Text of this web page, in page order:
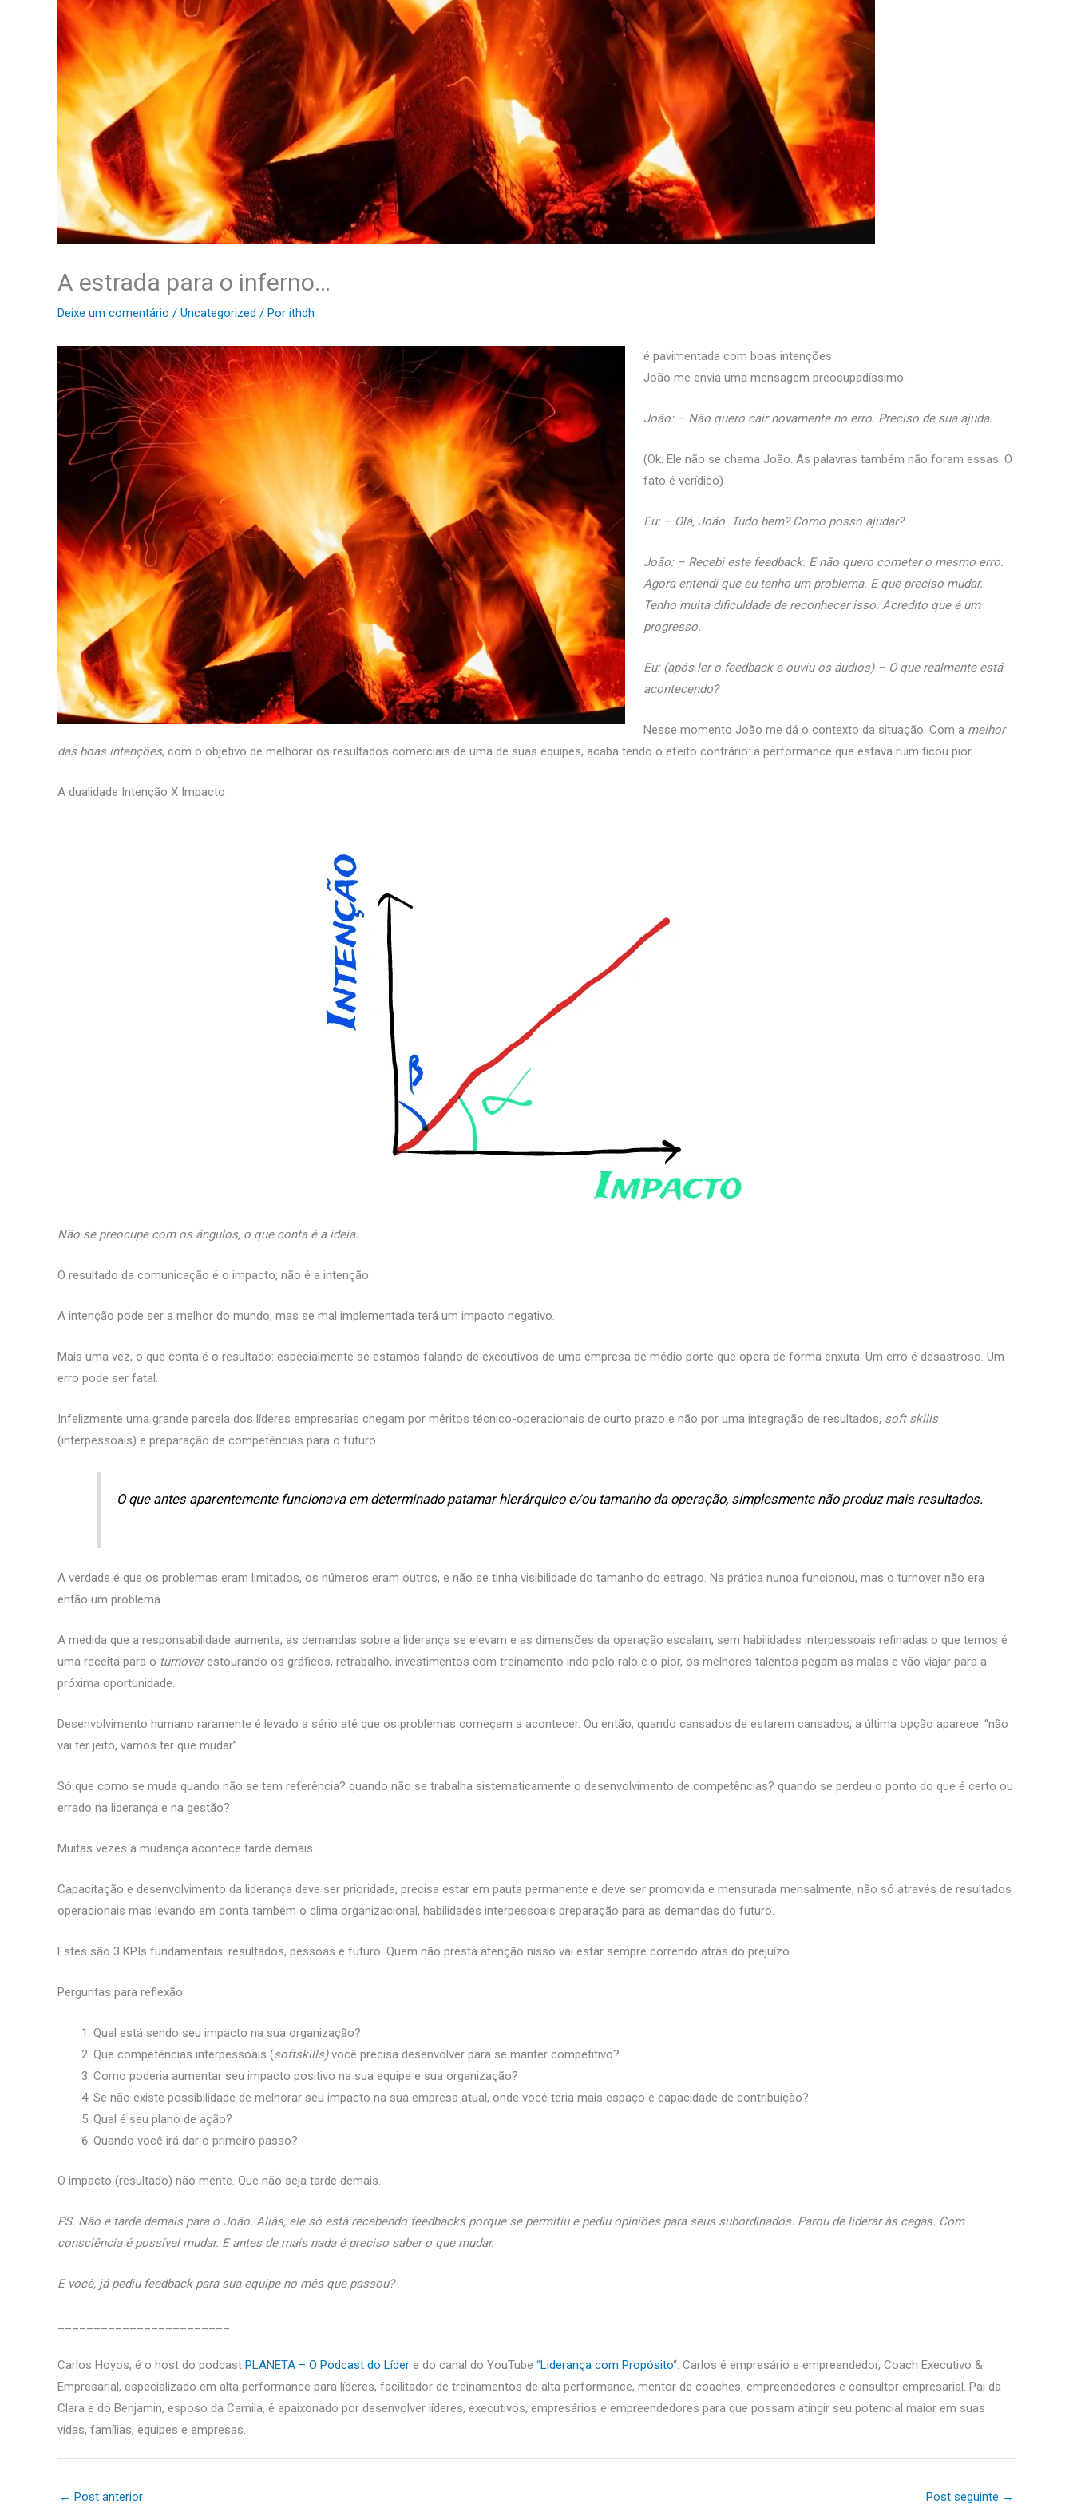
A estrada para o inferno…
Deixe um comentário / Uncategorized / Por ithdh
é pavimentada com boas intenções.
João me envia uma mensagem preocupadíssimo.
João: – Não quero cair novamente no erro. Preciso de sua ajuda.
(Ok. Ele não se chama João. As palavras também não foram essas. O
fato é verídico)
Eu: – Olá, João. Tudo bem? Como posso ajudar?
João: – Recebi este feedback. E não quero cometer o mesmo erro.
Agora entendi que eu tenho um problema. E que preciso mudar.
Tenho muita dificuldade de reconhecer isso. Acredito que é um
progresso.
Eu: (após ler o feedback e ouviu os áudios) – O que realmente está
acontecendo?
Nesse momento João me dá o contexto da situação. Com a melhor
das boas intenções, com o objetivo de melhorar os resultados comerciais de uma de suas equipes, acaba tendo o efeito contrário: a performance que estava ruim ficou pior.
A dualidade Intenção X Impacto
Não se preocupe com os ângulos, o que conta é a ideia.
O resultado da comunicação é o impacto, não é a intenção.
A intenção pode ser a melhor do mundo, mas se mal implementada terá um impacto negativo.
Mais uma vez, o que conta é o resultado: especialmente se estamos falando de executivos de uma empresa de médio porte que opera de forma enxuta. Um erro é desastroso. Um
erro pode ser fatal.
Infelizmente uma grande parcela dos líderes empresarias chegam por méritos técnico-operacionais de curto prazo e não por uma integração de resultados, soft skills
(interpessoais) e preparação de competências para o futuro.
O que antes aparentemente funcionava em determinado patamar hierárquico e/ou tamanho da operação, simplesmente não produz mais resultados.
A verdade é que os problemas eram limitados, os números eram outros, e não se tinha visibilidade do tamanho do estrago. Na prática nunca funcionou, mas o turnover não era
então um problema.
A medida que a responsabilidade aumenta, as demandas sobre a liderança se elevam e as dimensões da operação escalam, sem habilidades interpessoais refinadas o que temos é
uma receita para o turnoverestourando os gráficos, retrabalho, investimentos com treinamento indo pelo ralo e o pior, os melhores talentos pegam as malas e vão viajar para a
próxima oportunidade.
Desenvolvimento humano raramente é levado a sério até que os problemas começam a acontecer. Ou então, quando cansados de estarem cansados, a última opção aparece: “não
vai ter jeito, vamos ter que mudar”.
Só que como se muda quando não se tem referência? quando não se trabalha sistematicamente o desenvolvimento de competências? quando se perdeu o ponto do que é certo ou
errado na liderança e na gestão?
Muitas vezes a mudança acontece tarde demais.
Capacitação e desenvolvimento da liderança deve ser prioridade, precisa estar em pauta permanente e deve ser promovida e mensurada mensalmente, não só através de resultados
operacionais mas levando em conta também o clima organizacional, habilidades interpessoais preparação para as demandas do futuro.
Estes são 3 KPIs fundamentais: resultados, pessoas e futuro. Quem não presta atenção nisso vai estar sempre correndo atrás do prejuízo.
Perguntas para reflexão:
Qual está sendo seu impacto na sua organização?
Que competências interpessoais (softskills)você precisa desenvolver para se manter competitivo?
Como poderia aumentar seu impacto positivo na sua equipe e sua organização?
Se não existe possibilidade de melhorar seu impacto na sua empresa atual, onde você teria mais espaço e capacidade de contribuição?
Qual é seu plano de ação?
Quando você irá dar o primeiro passo?
O impacto (resultado) não mente. Que não seja tarde demais.
PS. Não é tarde demais para o João. Aliás, ele só está recebendo feedbacks porque se permitiu e pediu opiniões para seus subordinados. Parou de liderar às cegas. Com
consciência é possível mudar. E antes de mais nada é preciso saber o que mudar.
E você, já pediu feedback para sua equipe no mês que passou?
Carlos Hoyos, é o host do podcast PLANETA – O Podcast do Líder e do canal do YouTube “Liderança com Propósito“. Carlos é empresário e empreendedor, Coach Executivo &
Empresarial, especializado em alta performance para líderes, facilitador de treinamentos de alta performance, mentor de coaches, empreendedores e consultor empresarial. Pai da
Clara e do Benjamin, esposo da Camila, é apaixonado por desenvolver líderes, executivos, empresários e empreendedores para que possam atingir seu potencial maior em suas
vidas, famílias, equipes e empresas.
← Post anterior Post seguinte →